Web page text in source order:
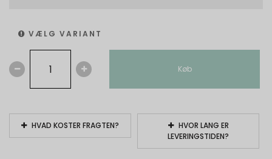
VÆLG VARIANT
Køb
HVAD KOSTER FRAGTEN?
HVOR LANG ER
LEVERINGSTIDEN?